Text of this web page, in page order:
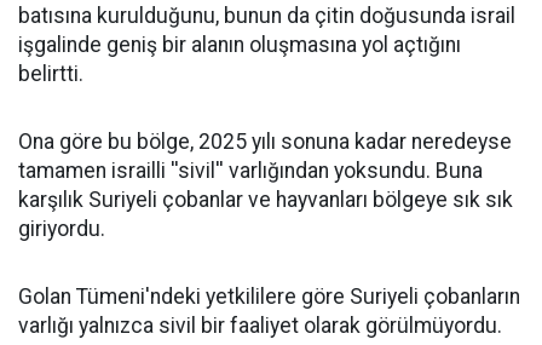
batısına kurulduğunu, bunun da çitin doğusunda israil
işgalinde geniş bir alanın oluşmasına yol açtığını
belirtti.
Ona göre bu bölge, 2025 yılı sonuna kadar neredeyse
tamamen israilli ''sivil'' varlığından yoksundu. Buna
karşılık Suriyeli çobanlar ve hayvanları bölgeye sık sık
giriyordu.
Golan Tümeni'ndeki yetkililere göre Suriyeli çobanların
varlığı yalnızca sivil bir faaliyet olarak görülmüyordu.